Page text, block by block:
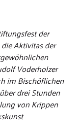
der
die Aktivitas der
Voderholzer
im Bischöflichen
drei Stunden
von Krippen